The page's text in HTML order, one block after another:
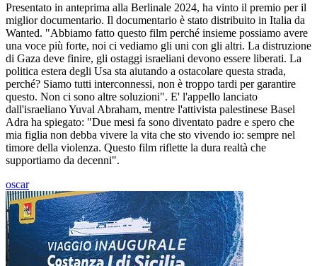
Presentato in anteprima alla Berlinale 2024, ha vinto il premio per il
miglior documentario. Il documentario è stato distribuito in Italia da
Wanted. "Abbiamo fatto questo film perché insieme possiamo avere
una voce più forte, noi ci vediamo gli uni con gli altri. La distruzione
di Gaza deve finire, gli ostaggi israeliani devono essere liberati. La
politica estera degli Usa sta aiutando a ostacolare questa strada,
perché? Siamo tutti interconnessi, non è troppo tardi per garantire
questo. Non ci sono altre soluzioni". E' l'appello lanciato
dall'israeliano Yuval Abraham, mentre l'attivista palestinese Basel
Adra ha spiegato: "Due mesi fa sono diventato padre e spero che
mia figlia non debba vivere la vita che sto vivendo io: sempre nel
timore della violenza. Questo film riflette la dura realtà che
supportiamo da decenni".
oscar